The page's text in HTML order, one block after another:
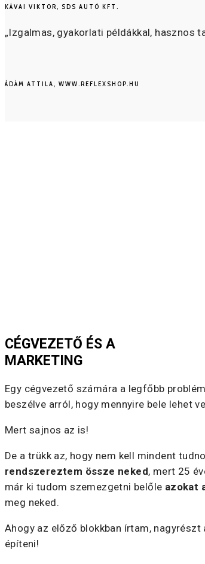
KÁVAI VIKTOR, SDS AUTÓ KFT.
„Izgalmas, gyakorlati példákkal, hasznos
ÁDÁM ATTILA, WWW.REFLEXSHOP.HU
CÉGVEZETŐ ÉS A
MARKETING
Egy cégvezető számára a legfőbb
beszélve arról, hogy mennyire bele lehet
Mert sajnos az is!
De a trükk az, hogy nem kell mindent
rendszereztem össze neked, mert 25
már ki tudom szemezgetni belőle azokat
meg neked.
Ahogy az előző blokkban írtam,
építeni!